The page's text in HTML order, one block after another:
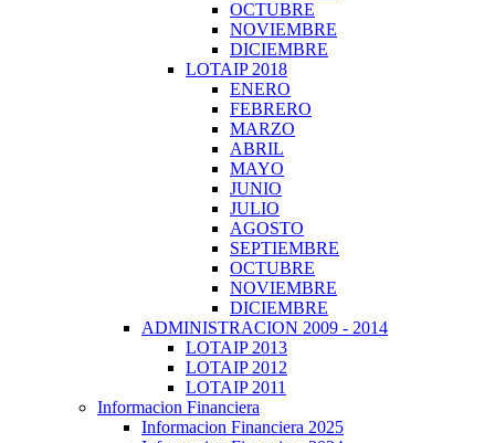
OCTUBRE
NOVIEMBRE
DICIEMBRE
LOTAIP 2018
ENERO
FEBRERO
MARZO
ABRIL
MAYO
JUNIO
JULIO
AGOSTO
SEPTIEMBRE
OCTUBRE
NOVIEMBRE
DICIEMBRE
ADMINISTRACION 2009 - 2014
LOTAIP 2013
LOTAIP 2012
LOTAIP 2011
Informacion Financiera
Informacion Financiera 2025